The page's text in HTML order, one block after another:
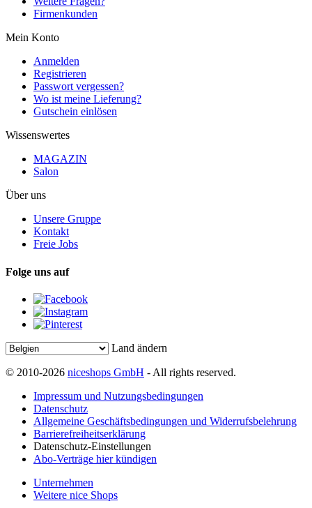
Firmenkunden
Mein Konto
Anmelden
Registrieren
Passwort vergessen?
Wo ist meine Lieferung?
Gutschein einlösen
Wissenswertes
MAGAZIN
Salon
Über uns
Unsere Gruppe
Kontakt
Freie Jobs
Folge uns auf
Land ändern
© 2010-2026 niceshops GmbH - All rights reserved.
Impressum und Nutzungsbedingungen
Datenschutz
Allgemeine Geschäftsbedingungen und Widerrufsbelehrung
Barrierefreiheitserklärung
Datenschutz-Einstellungen
Abo-Verträge hier kündigen
Unternehmen
Weitere nice Shops